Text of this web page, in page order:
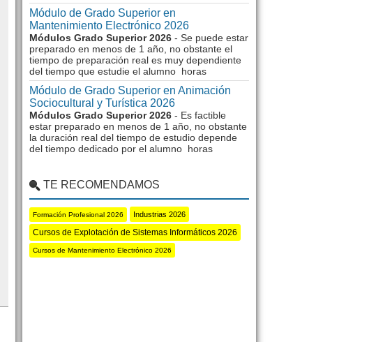
Módulo de Grado Superior en
Mantenimiento Electrónico 2026
Módulos Grado Superior 2026 - Se puede estar
preparado en menos de 1 año, no obstante el
tiempo de preparación real es muy dependiente
del tiempo que estudie el alumno horas
Módulo de Grado Superior en Animación
Sociocultural y Turística 2026
Módulos Grado Superior 2026 - Es factible
estar preparado en menos de 1 año, no obstante
la duración real del tiempo de estudio depende
del tiempo dedicado por el alumno horas
TE RECOMENDAMOS
Formación Profesional 2026 Industrias 2026
Cursos de Explotación de Sistemas Informáticos 2026
Cursos de Mantenimiento Electrónico 2026